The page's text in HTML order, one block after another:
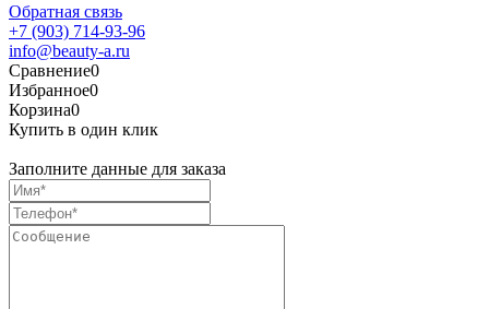
Обратная связь
+7 (903) 714-93-96
info@beauty-a.ru
Сравнение0
Избранное0
Корзина0
Купить в один клик
Заполните данные для заказа